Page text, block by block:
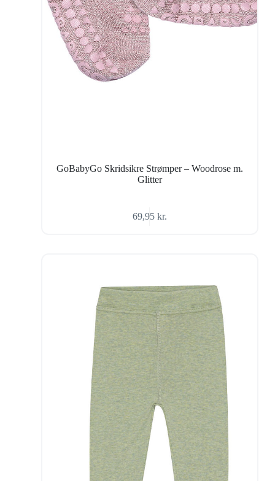
GoBabyGo Skridsikre Strømper – Woodrose m.
Glitter
69,95 kr.